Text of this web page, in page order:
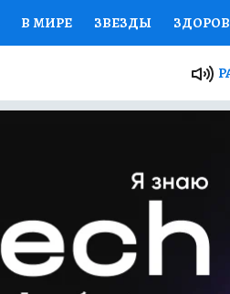
В МИРЕ ЗВЕЗДЫ
ПРОЕКТЫ РОССИИ
ЖЕНСКИЕ СЕКРЕТЫ
ГИД